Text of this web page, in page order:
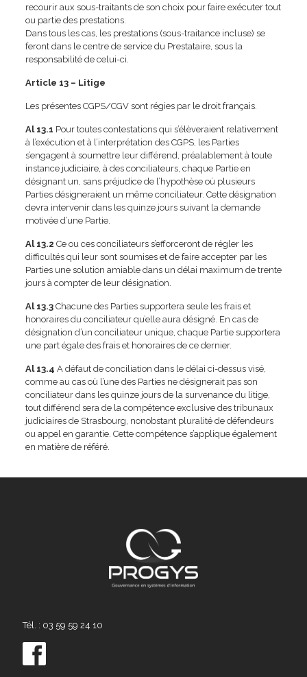
recourir aux sous-traitants de son choix pour faire exécuter tout
ou partie des prestations.
Dans tous les cas, les prestations (sous-traitance incluse) se
feront dans le centre de service du Prestataire, sous la
responsabilité de celui-ci.
Article 13 – Litige
Les présentes CGPS/CGV sont régies par le droit français.
Al 13.1 Pour toutes contestations qui s’élèveraient relativement
à l’exécution et à l’interprétation des CGPS, les Parties
s’engagent à soumettre leur différend, préalablement à toute
instance judiciaire, à des conciliateurs, chaque Partie en
désignant un, sans préjudice de l’hypothèse où plusieurs
Parties désigneraient un même conciliateur. Cette désignation
devra intervenir dans les quinze jours suivant la demande
motivée d’une Partie.
Al 13.2 Ce ou ces conciliateurs s’efforceront de régler les
difficultés qui leur sont soumises et de faire accepter par les
Parties une solution amiable dans un délai maximum de trente
jours à compter de leur désignation.
Al 13.3Chacune des Parties supportera seule les frais et
honoraires du conciliateur qu’elle aura désigné. En cas de
désignation d’un conciliateur unique, chaque Partie supportera
une part égale des frais et honoraires de ce dernier.
Al 13.4 A défaut de conciliation dans le délai ci-dessus visé,
comme au cas où l’une des Parties ne désignerait pas son
conciliateur dans les quinze jours de la survenance du litige,
tout différend sera de la compétence exclusive des tribunaux
judiciaires de Strasbourg, nonobstant pluralité de défendeurs
ou appel en garantie. Cette compétence s’applique également
en matière de référé.
Tél. : 03 59 59 24 10